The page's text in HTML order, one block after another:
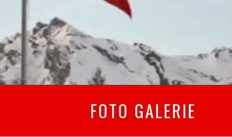
FOTO GALERIE